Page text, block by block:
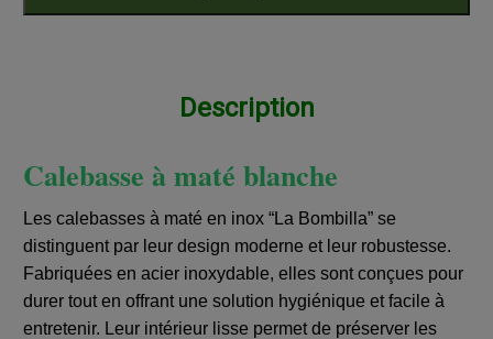
Description
Calebasse à maté blanche
Les calebasses à maté en inox “La Bombilla” se
distinguent par leur design moderne et leur robustesse.
Fabriquées en acier inoxydable, elles sont conçues pour
durer tout en offrant une solution hygiénique et facile à
entretenir. Leur intérieur lisse permet de préserver les